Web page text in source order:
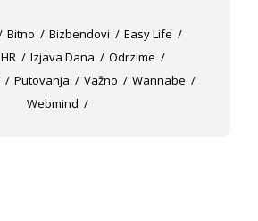
Bitno Bizbendovi
Easy Life
HR Izjava Dana
Odrzime
Putovanja Važno
Wannabe
Webmind